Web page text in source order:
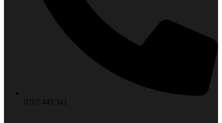
0767 443 341